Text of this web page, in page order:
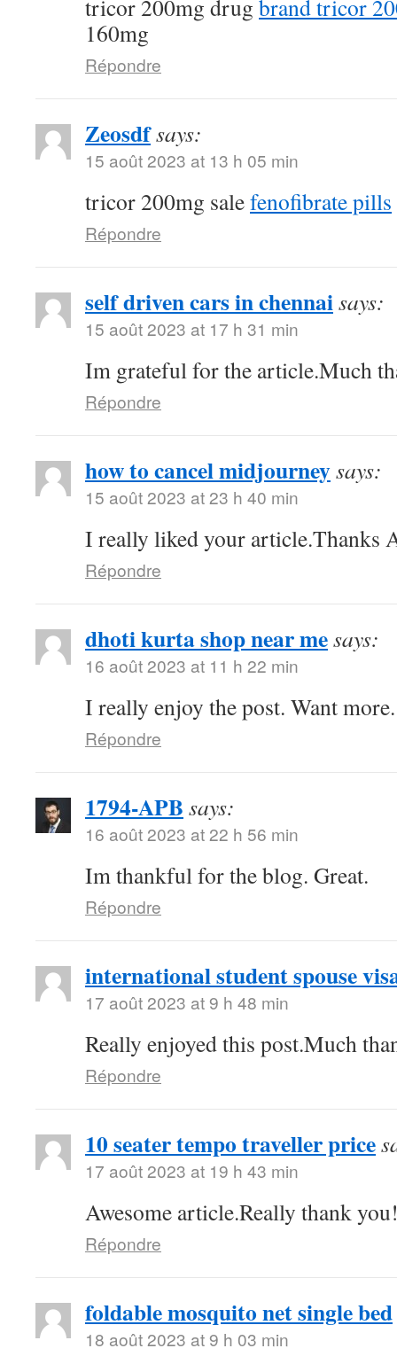
tricor 200mg drug brand tricor
160mg
Répondre
Zeosdfsays:
15 août 2023 at 13 h 05 min
tricor 200mg salefenofibrate pills
Répondre
self driven cars in chennaisays:
15 août 2023 at 17 h 31 min
Im grateful for the article.Much
Répondre
how to cancel midjourneysays:
15 août 2023 at 23 h 40 min
I really liked your article.Thanks
Répondre
dhoti kurta shop near mesays:
16 août 2023 at 11 h 22 min
I really enjoy the post. Want more.
Répondre
1794-APB says:
16 août 2023 at 22 h 56 min
Im thankful for the blog. Great.
Répondre
international student spouse
17 août 2023 at 9 h 48 min
Really enjoyed this post.Much
Répondre
10 seater tempo traveller price
17 août 2023 at 19 h 43 min
Awesome article.Really thank
Répondre
foldable mosquito net single bed
18 août 2023 at 9 h 03 min